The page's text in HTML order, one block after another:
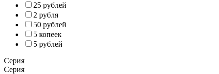
25 рублей
2 рубля
50 рублей
5 копеек
5 рублей
Серия
Серия